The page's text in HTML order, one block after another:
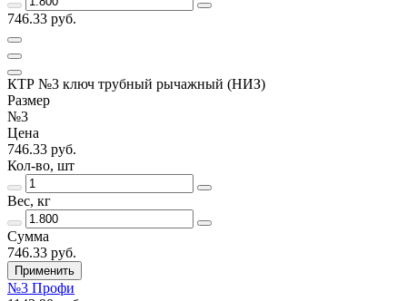
746.33 руб.
КТР №3 ключ трубный рычажный (НИЗ)
Размер
№3
Цена
746.33 руб.
Кол-во, шт
Вес, кг
Сумма
746.33 руб.
Применить
№3 Профи